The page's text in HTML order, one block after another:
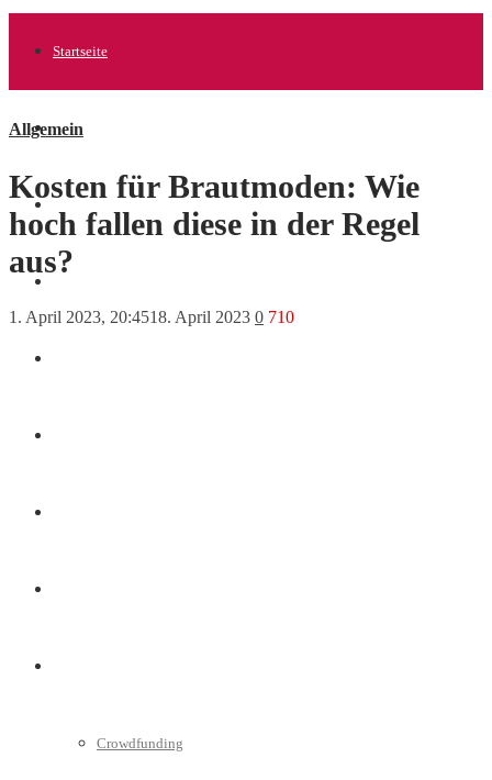
Startseite
Allgemein
Crowdfunding
Allgemein
Kosten für Brautmoden: Wie
hoch fallen diese in der Regel
aus?
1. April 2023, 20:4518. April 2023 0 710